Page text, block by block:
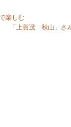
楽しむ
「上賀茂 秋山」さ